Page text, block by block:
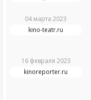
04 марта 2023
kino-teatr.ru
16 февраля 2023
kinoreporter.ru